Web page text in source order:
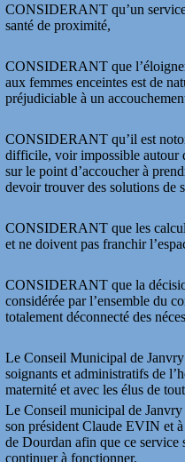
CONSIDERANT qu’un
santé de proximité,
CONSIDERANT que
aux femmes enceintes est de
préjudiciable à un
CONSIDERANT qu’il est
difficile, voir impossible autour
sur le point d’accoucher à
devoir trouver des solutions de
CONSIDERANT que les
et ne doivent pas franchir
CONSIDERANT que la
considérée par l’ensemble du
totalement déconnecté des
Le Conseil Municipal de
soignants et administratifs de
maternité et avec les élus de
Le Conseil municipal de Janvry
son président Claude EVIN et
de Dourdan afin que ce service
continuer à fonctionner.